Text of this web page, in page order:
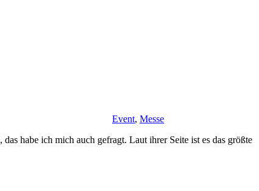
Event, Messe
habe ich mich auch gefragt. Laut ihrer Seite ist es das größte